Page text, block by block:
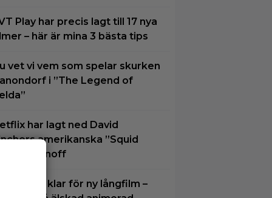
Play har precis lagt till 17 nya
– här är mina 3 bästa tips
vet vi vem som spelar skurken
i ”The Legend of
har lagt ned David
amerikanska ”Squid
spinoff
Carrey klar för ny långfilm –